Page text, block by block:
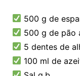
500 g de
500 g de pão
5 dentes de
100 ml de